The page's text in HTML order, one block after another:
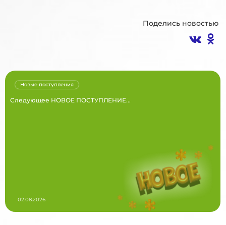
Поделись новостью
Следующее НОВОЕ ПОСТУПЛЕНИЕ...
Новые поступления
02.08.2026